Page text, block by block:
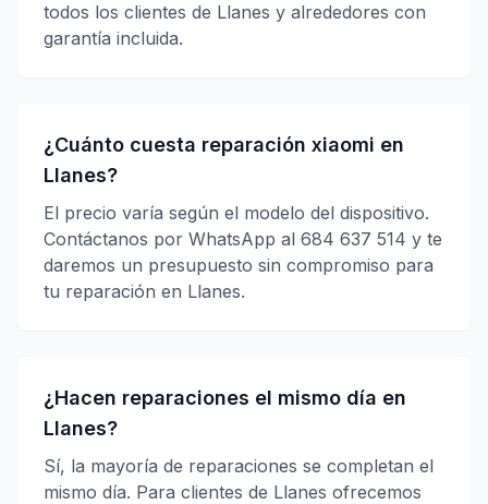
todos los clientes de Llanes y alrededores con
garantía incluida.
¿Cuánto cuesta reparación xiaomi en
Llanes?
El precio varía según el modelo del dispositivo.
Contáctanos por WhatsApp al 684 637 514 y te
daremos un presupuesto sin compromiso para
tu reparación en Llanes.
¿Hacen reparaciones el mismo día en
Llanes?
Sí, la mayoría de reparaciones se completan el
mismo día. Para clientes de Llanes ofrecemos